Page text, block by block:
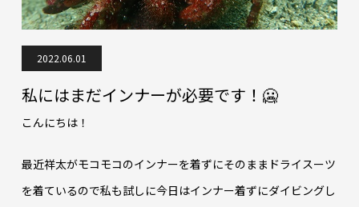
2022.06.01
私にはまだインナーが必要です！🥶
こんにちは！
最近祥太がモコモコのインナーを着ずにそのままドライスーツ
を着ているので私も試しに今日はインナー着ずにダイビングし